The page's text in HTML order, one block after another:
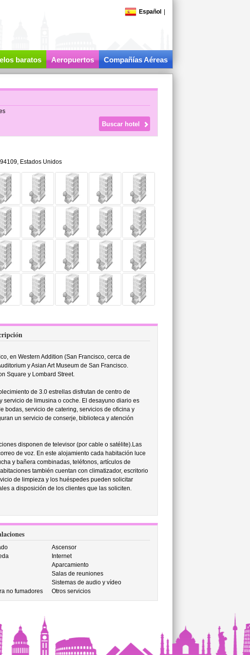
Español
baratos Aeropuertos Compañías Aéreas
94109, Estados Unidos
en Western Addition (San Francisco, cerca de
y Asian Art Museum de San Francisco.
Square y Lombard Street.
de 3.0 estrellas disfrutan de centro de
de limusina o coche. El desayuno diario es
bodas, servicio de catering, servicios de oficina y
un servicio de conserje, biblioteca y atención
disponen de televisor (por cable o satélite).Las
de voz. En este alojamiento cada habitación luce
y bañera combinadas, teléfonos, artículos de
también cuentan con climatizador, escritorio
de limpieza y los huéspedes pueden solicitar
a disposición de los clientes que las soliciten.
Ascensor
Internet
Aparcamiento
Salas de reuniones
Sistemas de audio y vídeo
no fumadores Otros servicios